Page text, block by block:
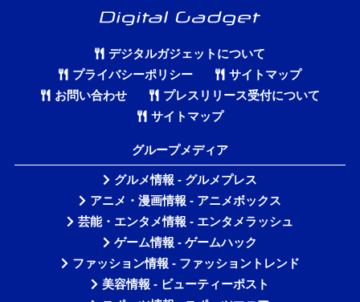
デジタルガジェットについて
プライバシーポリシー
サイトマップ
お問い合わせ
プレスリリース受付について
サイトマップ
グループメディア
グルメ情報 - グルメプレス
アニメ・漫画情報 - アニメボックス
芸能・エンタメ情報 - エンタメラッシュ
ゲーム情報 - ゲームハック
ファッション情報 - ファッショントレンド
美容情報 - ビューティーポスト